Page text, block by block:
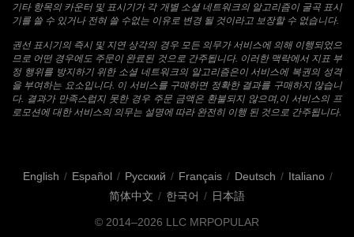
기타 항목의 카운터 및 표시기가 각 개별 소셜 네트워크의 알고리즘이 굴곡 표시
기를 쓸 수 있거나 전혀 쓸 수없는 이유로 변경 될 것이라고 보장할 수 없습니다.
권선 표시기의 즉시 및 지연 상각의 경우 모든 의무가 서비스에 의해 이행되었으
므로 어떤 경우에도 주문이 완료된 것으로 간주됩니다. 이러한 맥락에서 지표 부
정 행위를 방지하기 위한 소셜 네트워크의 알고리즘은이 서비스에 복권의 성격
을 부여하는 요소입니다. 이 서비스를 구매하면 정확한 결과를 구매하지 않습니
다. 결과가 만족스럽지 못한 경우 주문 금액은 환불되지 않으며,이 서비스의 프
로모션에 대한 서비스의 의무는 설명에 따라 완전히 이행 된 것으로 간주됩니다.
English / Español / Русский / Français / Deutsch / Italiano /
简体中文 / 한국어 / 日本語
© 2014–2026 LLC MRPOPULAR